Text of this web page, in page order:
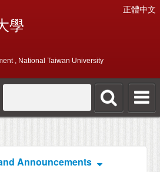
正體中文
學
, National Taiwan University
Announcements